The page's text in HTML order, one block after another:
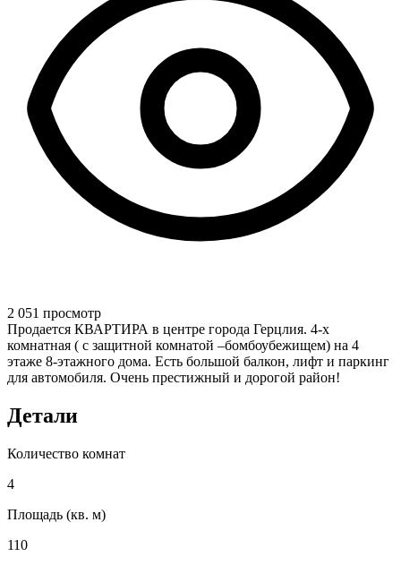
2 051 просмотр
Продается КВАРТИРА в центре города Герцлия. 4-х
комнатная ( с защитной комнатой –бомбоубежищем) на 4
этаже 8-этажного дома. Есть большой балкон, лифт и паркинг
для автомобиля. Очень престижный и дорогой район!
Детали
Количество комнат
4
Площадь (кв. м)
110